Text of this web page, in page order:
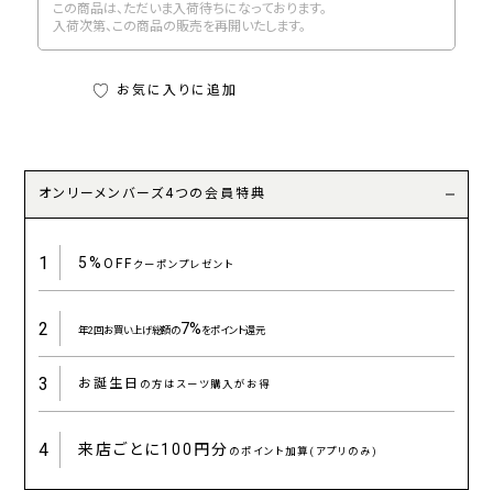
この商品は、ただいま入荷待ちになっております。
入荷次第、この商品の販売を再開いたします。
お気に入りに追加
オンリーメンバーズ4つの会員特典
1 5%OFFクーポンプレゼント
2 年2回お買い上げ総額の7%をポイント還元
3 お誕生日 の方はスーツ購入がお得
4 来店ごとに100円分 のポイント加算(アプリのみ)